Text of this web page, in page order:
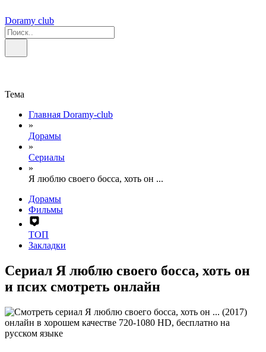
Doramy club
Тема
Главная Doramy-club
»
Дорамы
»
Сериалы
»
Я люблю своего босса, хоть он ...
Дорамы
Фильмы
ТОП
Закладки
Сериал Я люблю своего босса, хоть он
и псих смотреть онлайн